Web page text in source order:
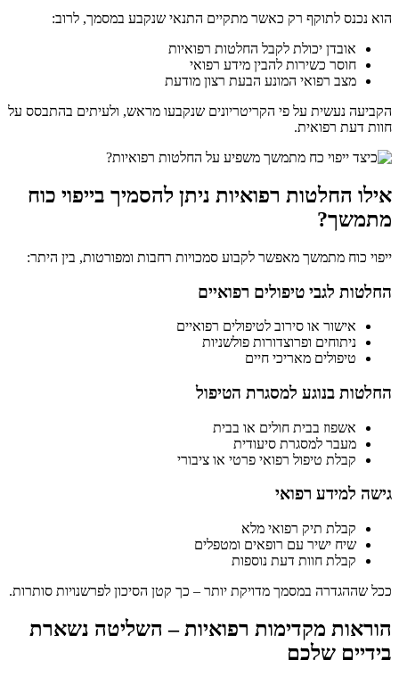
הוא נכנס לתוקף רק כאשר מתקיים התנאי שנקבע במסמך, לרוב:
אובדן יכולת לקבל החלטות רפואיות
חוסר כשירות להבין מידע רפואי
מצב רפואי המונע הבעת רצון מודעת
הקביעה נעשית על פי הקריטריונים שנקבעו מראש, ולעיתים בהתבסס על
חוות דעת רפואית.
אילו החלטות רפואיות ניתן להסמיך בייפוי כוח
מתמשך?
ייפוי כוח מתמשך מאפשר לקבוע סמכויות רחבות ומפורטות, בין היתר:
החלטות לגבי טיפולים רפואיים
אישור או סירוב לטיפולים רפואיים
ניתוחים ופרוצדורות פולשניות
טיפולים מאריכי חיים
החלטות בנוגע למסגרת הטיפול
אשפוז בבית חולים או בבית
מעבר למסגרת סיעודית
קבלת טיפול רפואי פרטי או ציבורי
גישה למידע רפואי
קבלת תיק רפואי מלא
שיח ישיר עם רופאים ומטפלים
קבלת חוות דעת נוספות
ככל שההגדרה במסמך מדויקת יותר – כך קטן הסיכון לפרשנויות סותרות.
הוראות מקדימות רפואיות – השליטה נשארת
בידיים שלכם